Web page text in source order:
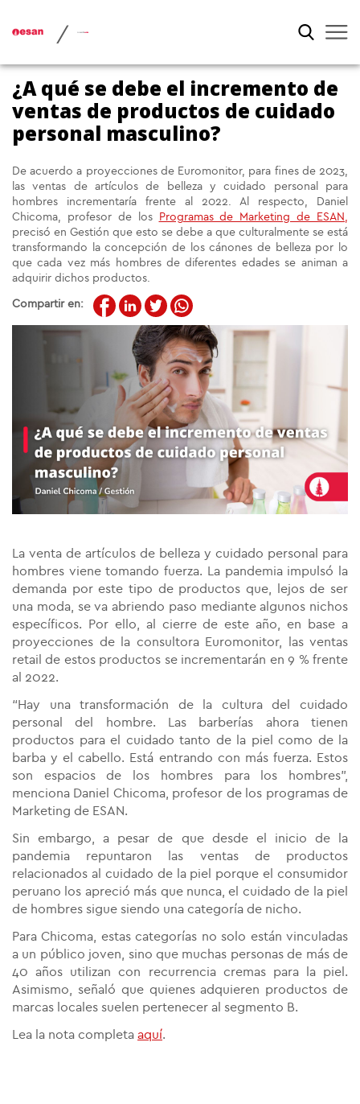
/
¿A qué se debe el incremento de
ventas de productos de cuidado
personal masculino?
De acuerdo a proyecciones de Euromonitor, para fines de 2023,
las ventas de artículos de belleza y cuidado personal para
hombres incrementaría frente al 2022. Al respecto, Daniel
Chicoma, profesor de los
Programas de Marketing de ESAN,
precisó en Gestión que esto se debe a que culturalmente se está
transformando la concepción de los cánones de belleza por lo
que cada vez más hombres de diferentes edades se animan a
adquirir dichos productos.
Compartir en:
La venta de artículos de belleza y cuidado personal para
hombres viene tomando fuerza. La pandemia impulsó la
demanda por este tipo de productos que, lejos de ser
una moda, se va abriendo paso mediante algunos nichos
específicos. Por ello, al cierre de este año, en base a
proyecciones de la consultora Euromonitor, las ventas
retail de estos productos se incrementarán en 9 % frente
al 2022.
“Hay una transformación de la cultura del cuidado
personal del hombre. Las barberías ahora tienen
productos para el cuidado tanto de la piel como de la
barba y el cabello. Está entrando con más fuerza. Estos
son espacios de los hombres para los hombres”,
menciona Daniel Chicoma, profesor de los programas de
Marketing de ESAN.
Sin embargo, a pesar de que desde el inicio de la
pandemia repuntaron las ventas de productos
relacionados al cuidado de la piel porque el consumidor
peruano los apreció más que nunca, el cuidado de la piel
de hombres sigue siendo una categoría de nicho.
Para Chicoma, estas categorías no solo están vinculadas
a un público joven, sino que muchas personas de más de
40 años utilizan con recurrencia cremas para la piel.
Asimismo, señaló que quienes adquieren productos de
marcas locales suelen pertenecer al segmento B.
Lea la nota completa aquí.